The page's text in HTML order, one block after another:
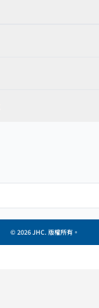
© 2026 JHC. 版權所有。